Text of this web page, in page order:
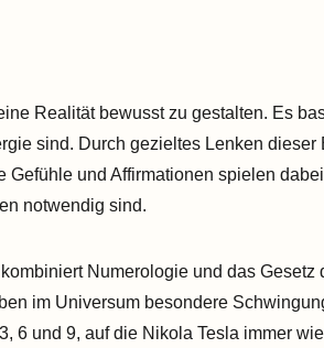
Realität bewusst zu gestalten. Es
sind. Durch gezieltes Lenken dieser
und Affirmationen spielen
notwendig sind.
Numerologie und das Gesetz
im Universum besondere
6 und 9, auf die Nikola Tesla immer